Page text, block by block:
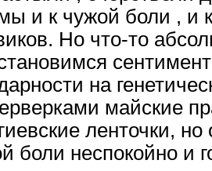
и к чужой боли , и
Но что-то
на
майские
ленточки,
боли неспокойно и